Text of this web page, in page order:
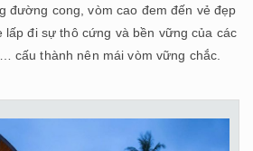
đường cong, vòm cao đem đến vẻ đẹp
lấp đi sự thô cứng và bền vững của các
cấu thành nên mái vòm vững chắc.